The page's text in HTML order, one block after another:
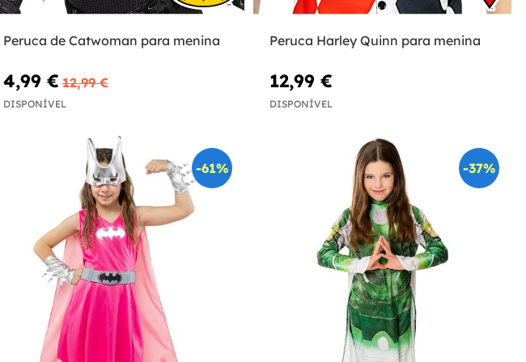
Peruca de Catwoman para menina
4,99 € 12,99 €
DISPONÍVEL
Peruca Harley Quinn para menina
12,99 €
DISPONÍVEL
-61% -37%